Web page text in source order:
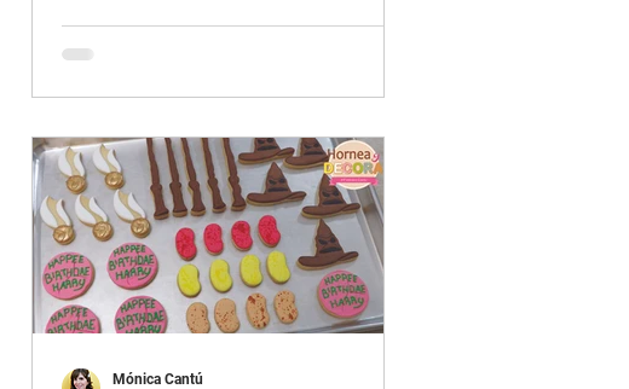
Mónica Cantú